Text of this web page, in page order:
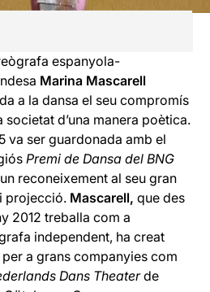
espanyola-
Marina Mascarell
a la dansa el seu compromís
societat d’una manera poètica.
va ser guardonada amb el
Premi de Dansa del BNG
reconeixement al seu gran
projecció. Mascarell, que des
2012 treballa com a
independent, ha creat
a grans companyies com
Dans Theaterde